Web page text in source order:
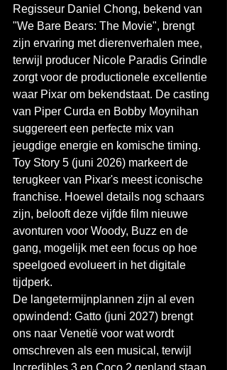
Regisseur Daniel Chong, bekend van
"We Bare Bears: The Movie", brengt
zijn ervaring met dierenverhalen mee,
terwijl producer Nicole Paradis Grindle
zorgt voor de productionele excellentie
waar Pixar om bekendstaat. De casting
van Piper Curda en Bobby Moynihan
suggereert een perfecte mix van
jeugdige energie en komische timing.
Toy Story 5 (juni 2026) markeert de
terugkeer van Pixar's meest iconische
franchise. Hoewel details nog schaars
zijn, belooft deze vijfde film nieuwe
avonturen voor Woody, Buzz en de
gang, mogelijk met een focus op hoe
speelgoed evolueert in het digitale
tijdperk.
De langetermijnplannen zijn al even
opwindend: Gatto (juni 2027) brengt
ons naar Venetië voor wat wordt
omschreven als een musical, terwijl
Incredibles 3 en Coco 2 gepland staan